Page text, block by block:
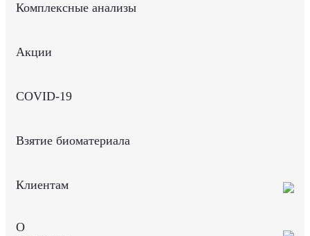
Комплексные анализы
Акции
COVID-19
Взятие биоматериала
Клиентам
О